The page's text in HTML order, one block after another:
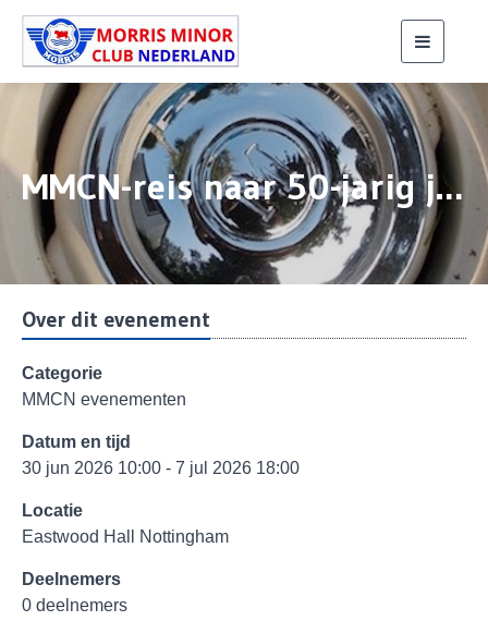
MMCN-reis naar 50-jarig jubileum MMOC
Over dit evenement
Categorie
MMCN evenementen
Datum en tijd
30 jun 2026 10:00 - 7 jul 2026 18:00
Locatie
Eastwood Hall Nottingham
Deelnemers
0 deelnemers